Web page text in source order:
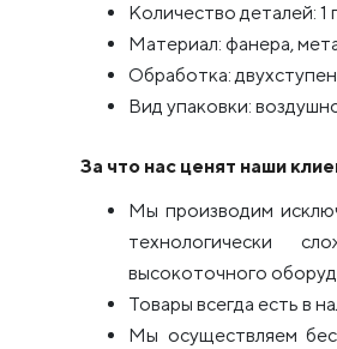
Количество деталей: 1
Материал: фанера,
Обработка:
Вид упаковки:
За что нас ценят наши
Мы производим
технологически
высокоточного
Товары всегда есть в
Мы осуществляем